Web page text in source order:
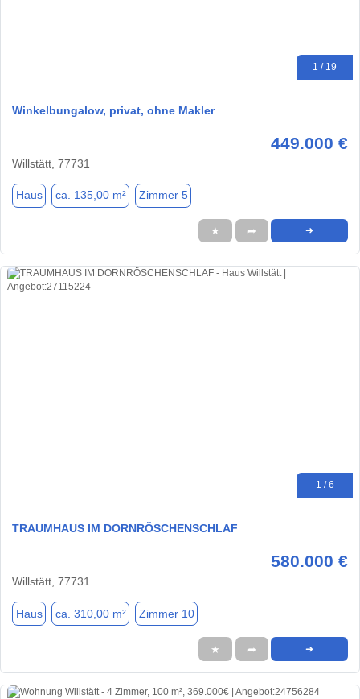
1 / 19
Winkelbungalow, privat, ohne Makler
449.000 €
Willstätt, 77731
Haus ca. 135,00 m² Zimmer 5
★ ➦ ➜
1 / 6
TRAUMHAUS IM DORNRÖSCHENSCHLAF
580.000 €
Willstätt, 77731
Haus ca. 310,00 m² Zimmer 10
★ ➦ ➜